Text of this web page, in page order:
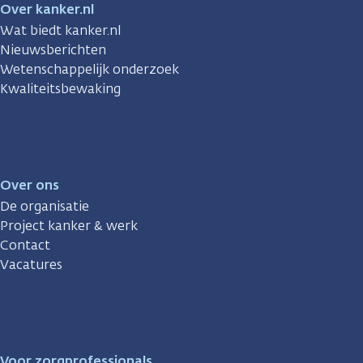
Over kanker.nl
Wat biedt kanker.nl
Nieuwsberichten
Wetenschappelijk onderzoek
Kwaliteitsbewaking
Over ons
De organisatie
Project kanker & werk
Contact
Vacatures